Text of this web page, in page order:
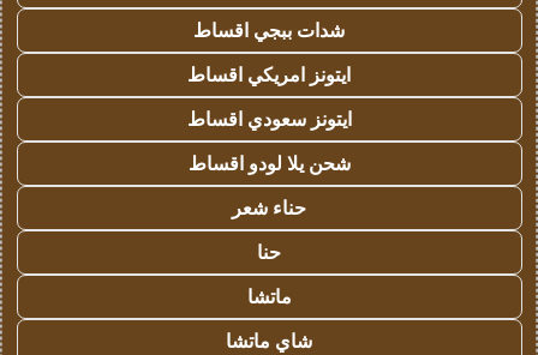
شدات ببجي اقساط
ايتونز امريكي اقساط
ايتونز سعودي اقساط
شحن يلا لودو اقساط
حناء شعر
حنا
ماتشا
شاي ماتشا